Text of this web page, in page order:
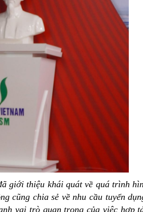
giới thiệu khái quát về quá trình
cũng chia sẻ về nhu cầu tuyển
vai trò quan trọng của việc hợp